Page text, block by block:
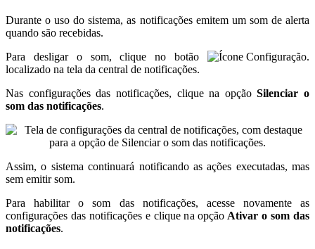
Durante o uso do sistema, as notificações emitem um som de alerta
quando são recebidas.
Para desligar o som, clique no botão
localizado na tela da central de notificações.
Nas configurações das notificações, clique na opçãoSilenciar o
som das notificações.
Assim, o sistema continuará notificando as ações executadas, mas
sem emitir som.
Para habilitar o som das notificações, acesse novamente as
configurações das notificações e clique na opção Ativar o som das
notificações.